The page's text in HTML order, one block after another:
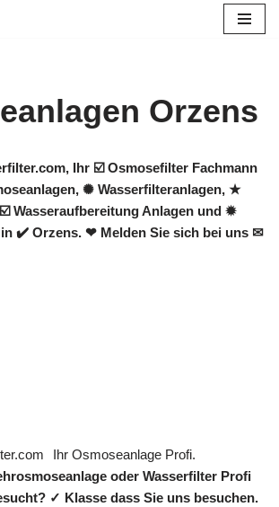
Orzens
Ihr ☑️ Osmosefilter Fachmann
✺ Wasserfilteranlagen, ★
Wasseraufbereitung Anlagen und ✹
in ✔️ Orzens. ❤ Melden Sie sich bei uns ✉
Ihr Osmoseanlage Profi.
oder Wasserfilter Profi
✓ Klasse dass Sie uns besuchen.